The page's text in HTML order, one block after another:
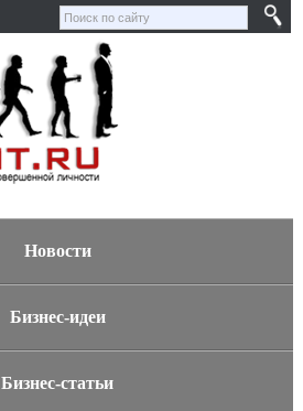
Новости
Бизнес-идеи
Бизнес-статьи